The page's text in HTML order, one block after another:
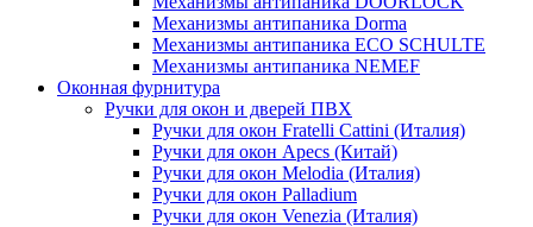
Механизмы антипаника Dorma
Механизмы антипаника ECO SCHULTE
Механизмы антипаника NEMEF
Оконная фурнитура
Ручки для окон и дверей ПВХ
Ручки для окон Fratelli Cattini (Италия)
Ручки для окон Apecs (Китай)
Ручки для окон Melodia (Италия)
Ручки для окон Palladium
Ручки для окон Venezia (Италия)